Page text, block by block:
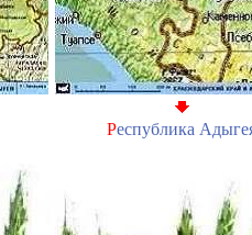
Республика